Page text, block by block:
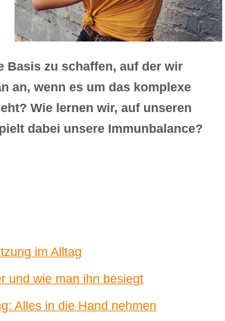
Basis zu schaffen, auf der wir
an, wenn es um das komplexe
Wie lernen wir, auf unseren
dabei unsere Immunbalance?
im Alltag
und wie man ihn besiegt
Alles in die Hand nehmen